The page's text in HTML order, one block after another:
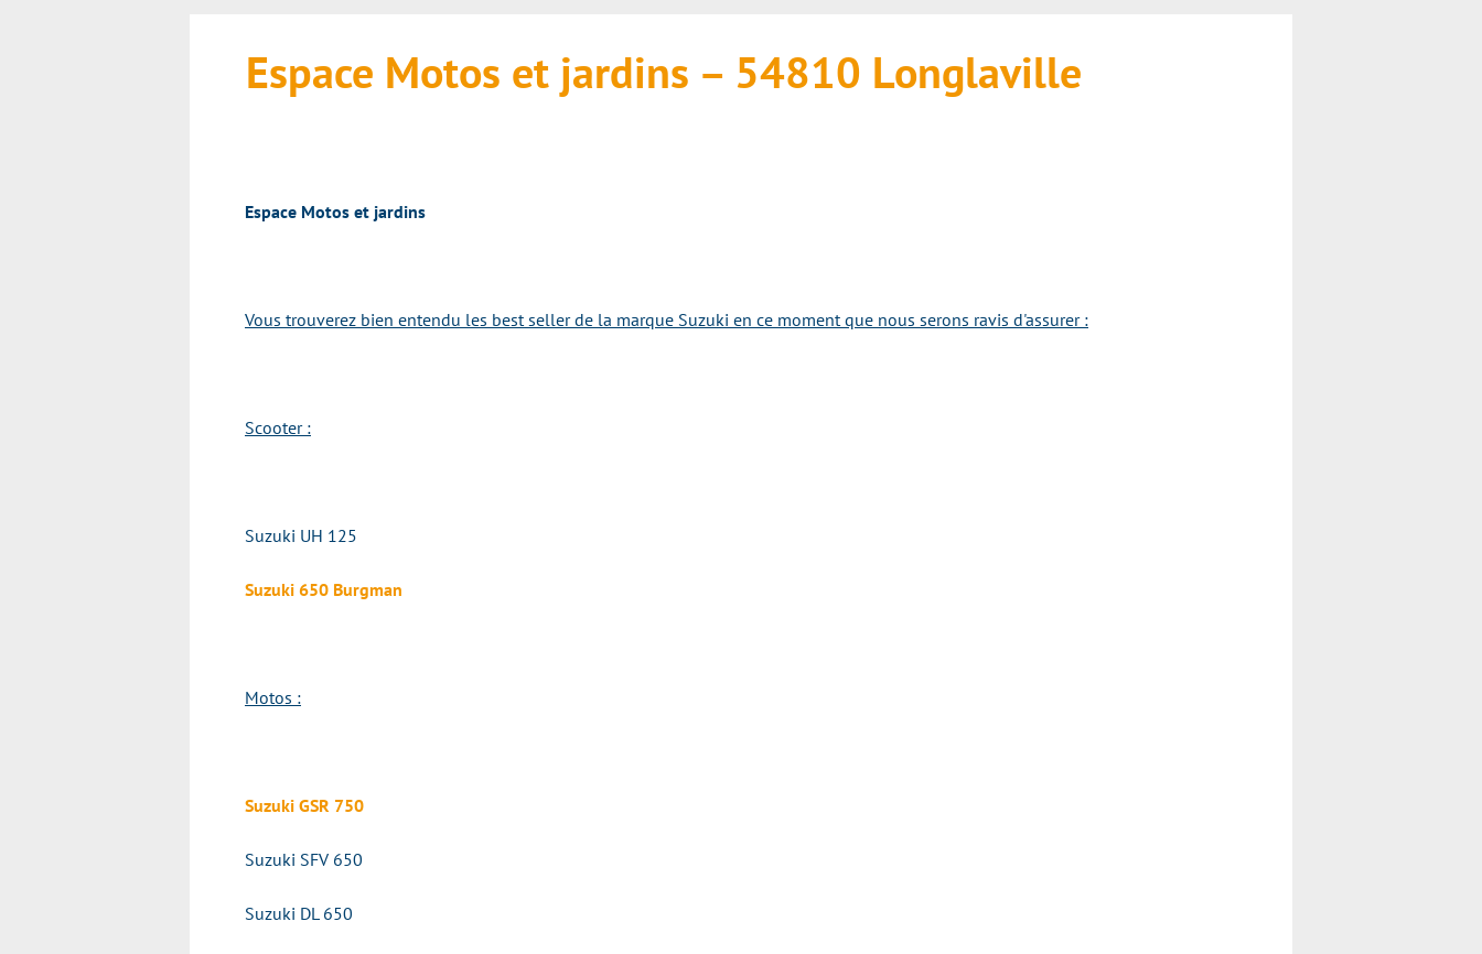
Espace Motos et jardins – 54810 Longlaville
Espace Motos et jardins
Vous trouverez bien entendu les best seller de la marque Suzuki en ce moment que nous serons ravis d'assurer :
Scooter :
Suzuki UH 125
Suzuki 650 Burgman
Motos :
Suzuki GSR 750
Suzuki SFV 650
Suzuki DL 650